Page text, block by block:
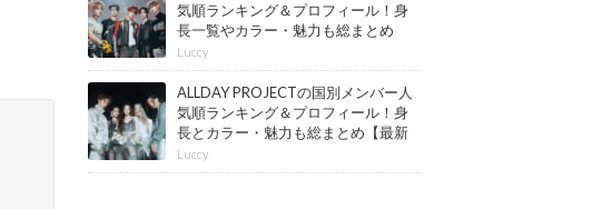
気順ランキング＆プロフィール！身
長一覧やカラー・魅力も総まとめ
【最新版】
Luccy
ALLDAY PROJECTの国別メンバー人
気順ランキング＆プロフィール！身
長とカラー・魅力も総まとめ【最新
版】
Luccy